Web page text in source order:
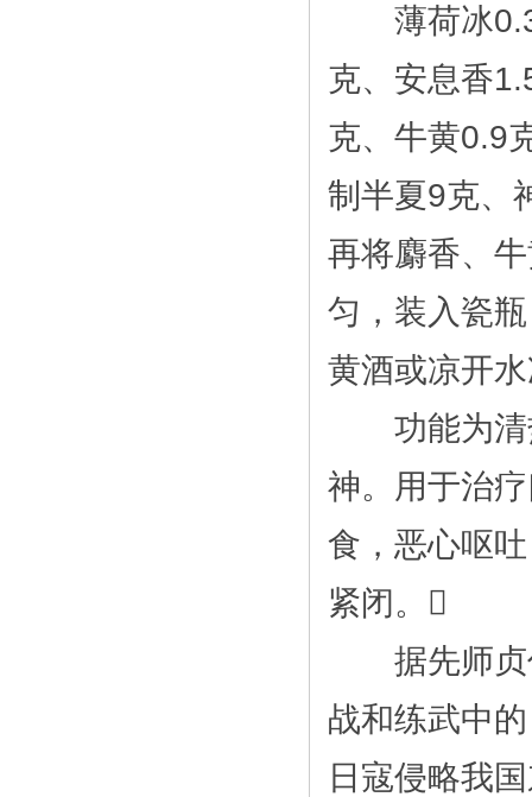
薄荷冰0.3
克、安息香
克、牛黄0.9
制半夏9克、
再将麝香、
匀，装入瓷
黄酒或凉开
功能为清
神。用于治
食，恶心呕
紧闭。
据先师贞
战和练武中
日寇侵略我